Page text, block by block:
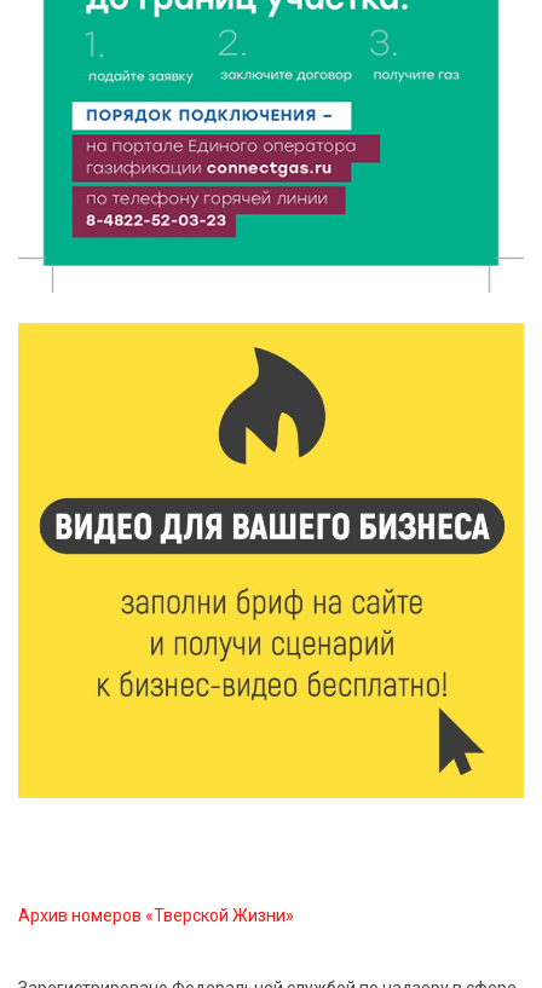
область запускает масштабный экопроект
7 Авг 2026 18:52 658
В Ржеве чествовали работников строительной
отрасли
7 Авг 2026 18:10 222
В Нило-Столобенской пустыни началась
реставрация фасада исторической
Крестовоздвиженской церкви
7 Авг 2026 18:01 335
День арбуза отметили ребята в Андреапольском
Доме культуры
Названы первые победители программы «Земский
работник культуры» в Тверской области
Без прав и лицензий: итоги проверки таксистов в
Сладкая программа в Твери: дегустация мёда и
Архив номеров «Тверской Жизни»